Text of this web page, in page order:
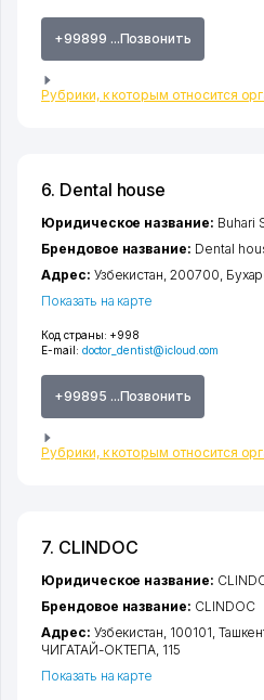
+99899 ...Позвонить
Рубрики, к которым относится
6. Dental house
Код страны: +998
E-mail: doctor_dentist@icloud.com
+99895 ...Позвонить
Рубрики, к которым относится
Юридическое название: Buhari
Брендовое название: Dental
Адрес: Узбекистан, 200700,
Показать на карте
7. CLINDOC
Юридическое название:
Брендовое название: CLINDOC
Адрес: Узбекистан, 100101,
ЧИГАТАЙ-ОКТЕПА, 115
Показать на карте